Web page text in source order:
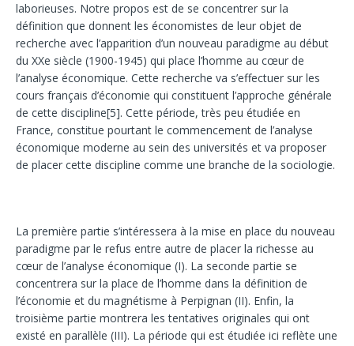
laborieuses. Notre propos est de se concentrer sur la
définition que donnent les économistes de leur objet de
recherche avec l’apparition d’un nouveau paradigme au début
du XXe siècle (1900-1945) qui place l’homme au cœur de
l’analyse économique. Cette recherche va s’effectuer sur les
cours français d’économie qui constituent l’approche générale
de cette discipline[5]. Cette période, très peu étudiée en
France, constitue pourtant le commencement de l’analyse
économique moderne au sein des universités et va proposer
de placer cette discipline comme une branche de la sociologie.
La première partie s’intéressera à la mise en place du nouveau
paradigme par le refus entre autre de placer la richesse au
cœur de l’analyse économique (I). La seconde partie se
concentrera sur la place de l’homme dans la définition de
l’économie et du magnétisme à Perpignan (II). Enfin, la
troisième partie montrera les tentatives originales qui ont
existé en parallèle (III). La période qui est étudiée ici reflète une